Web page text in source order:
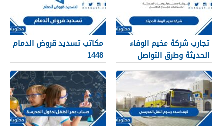
تجارب شركة مخيم الوفاء
الحديثة وطرق التواصل
معهم 1448
مكاتب تسديد قروض الدمام
1448